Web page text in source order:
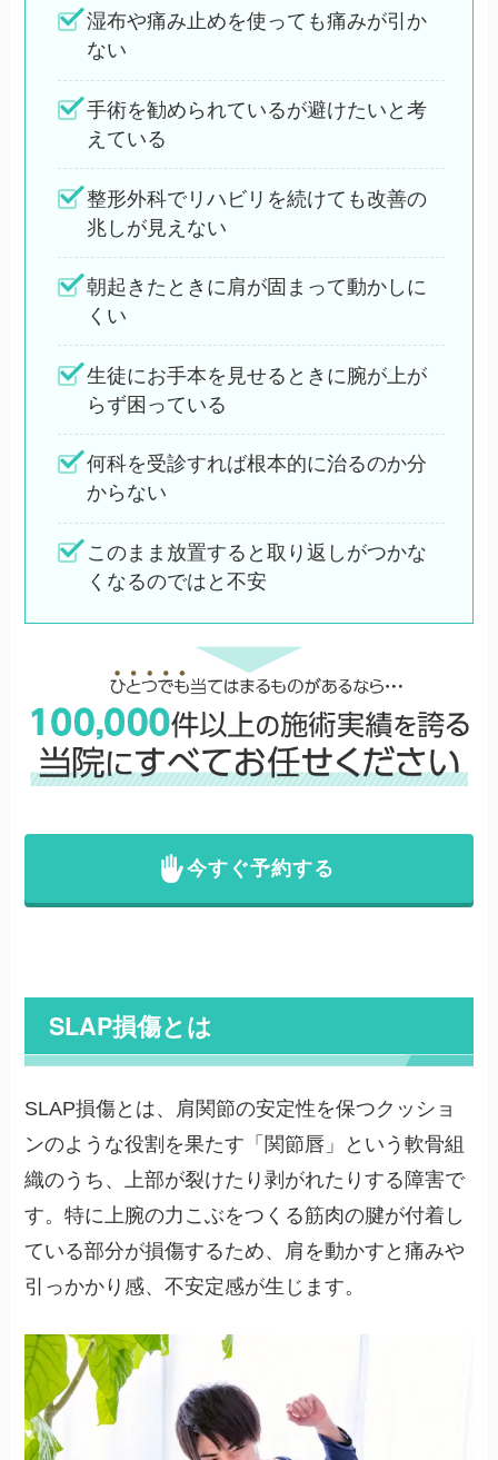
湿布や痛み止めを使っても痛みが引か
ない
手術を勧められているが避けたいと考
えている
整形外科でリハビリを続けても改善の
兆しが見えない
朝起きたときに肩が固まって動かしに
くい
生徒にお手本を見せるときに腕が上が
らず困っている
何科を受診すれば根本的に治るのか分
からない
このまま放置すると取り返しがつかな
くなるのではと不安
今すぐ予約する
SLAP損傷とは
SLAP損傷とは、肩関節の安定性を保つクッショ
ンのような役割を果たす「関節唇」という軟骨組
織のうち、上部が裂けたり剥がれたりする障害で
す。特に上腕の力こぶをつくる筋肉の腱が付着し
ている部分が損傷するため、肩を動かすと痛みや
引っかかり感、不安定感が生じます。